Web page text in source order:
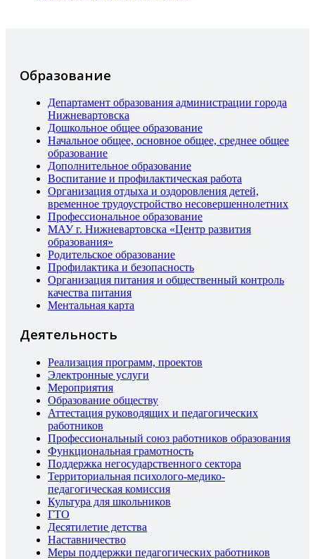
Образование
Департамент образования администрации города
Нижневартовска
Дошкольное общее образование
Начальное общее, основное общее, среднее общее
образование
Дополнительное образование
Воспитание и профилактическая работа
Организация отдыха и оздоровления детей,
временное трудоустройство несовершеннолетних
Профессиональное образование
МАУ г. Нижневартовска «Центр развития
образования»
Родительское образование
Профилактика и безопасность
Организация питания и общественный контроль
качества питания
Ментальная карта
Деятельность
Реализация программ, проектов
Электронные услуги
Мероприятия
Образование обществу
Аттестация руководящих и педагогических
работников
Профессиональный союз работников образования
Функциональная грамотность
Поддержка негосударственного сектора
Территориальная психолого-медико-
педагогическая комиссия
Культура для школьников
ГТО
Десятилетие детства
Наставничество
Меры поддержки педагогических работников